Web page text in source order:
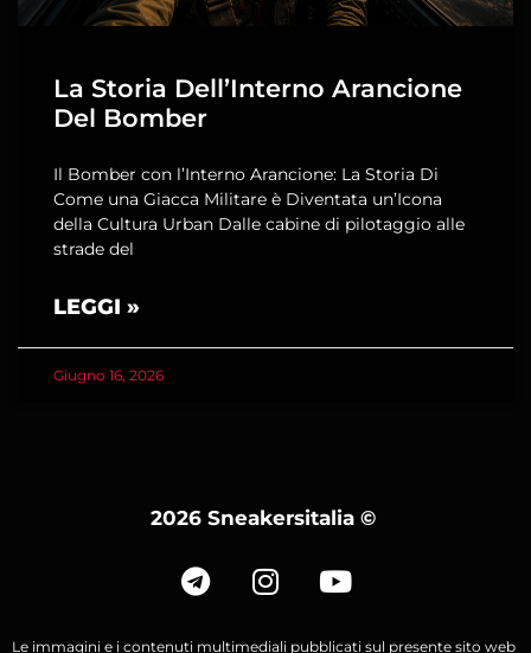
La Storia Dell’Interno Arancione
Del Bomber
Il Bomber con l’Interno Arancione: La Storia Di
Come una Giacca Militare è Diventata un’Icona
della Cultura Urban Dalle cabine di pilotaggio alle
strade del
LEGGI »
Giugno 16, 2026
2026 Sneakersitalia ©
Le immagini e i contenuti multimediali pubblicati sul presente sito web